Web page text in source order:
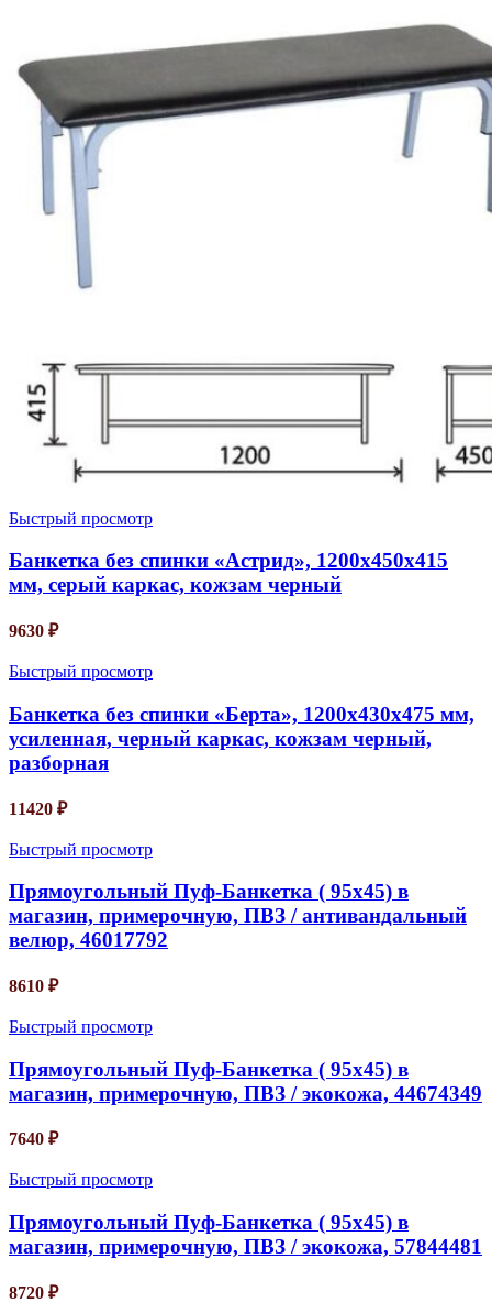
Быстрый просмотр
Банкетка без спинки «Астрид», 1200х450х415
мм, серый каркас, кожзам черный
9630 ₽
Быстрый просмотр
Банкетка без спинки «Берта», 1200х430х475 мм,
усиленная, черный каркас, кожзам черный,
разборная
11420 ₽
Быстрый просмотр
Прямоугольный Пуф-Банкетка ( 95х45) в
магазин, примерочную, ПВЗ / антивандальный
велюр, 46017792
8610 ₽
Быстрый просмотр
Прямоугольный Пуф-Банкетка ( 95х45) в
магазин, примерочную, ПВЗ / экокожа, 44674349
7640 ₽
Быстрый просмотр
Прямоугольный Пуф-Банкетка ( 95х45) в
магазин, примерочную, ПВЗ / экокожа, 57844481
8720 ₽